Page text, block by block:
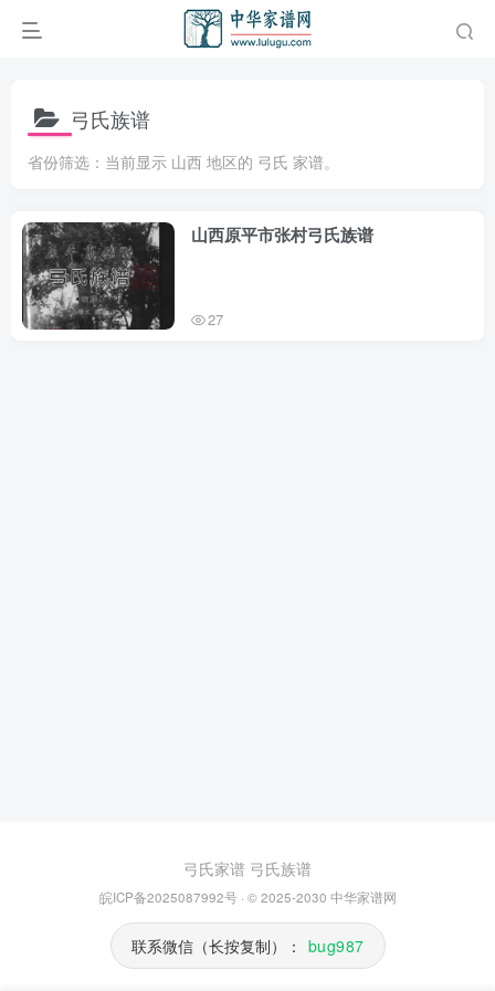
弓氏族谱
省份筛选：当前显示 山西 地区的 弓氏 家谱。
山西原平市张村弓氏族谱
27
弓氏家谱 弓氏族谱
皖ICP备2025087992号· © 2025-2030 中华家谱网
联系微信（长按复制）： bug987